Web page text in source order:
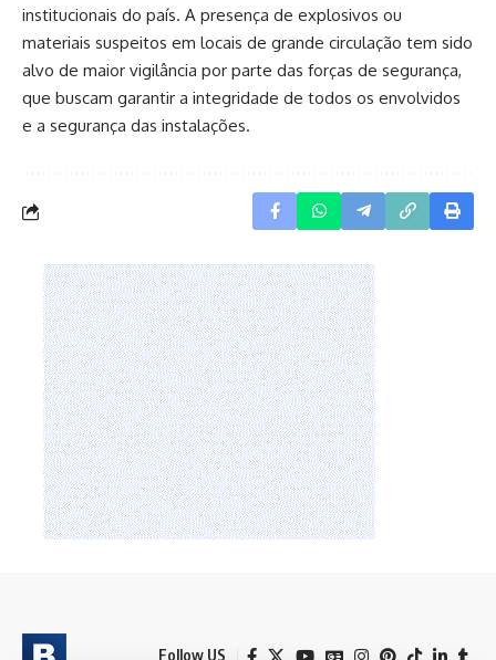
institucionais do país. A presença de explosivos ou
materiais suspeitos em locais de grande circulação tem sido
alvo de maior vigilância por parte das forças de segurança,
que buscam garantir a integridade de todos os envolvidos
e a segurança das instalações.
Follow US